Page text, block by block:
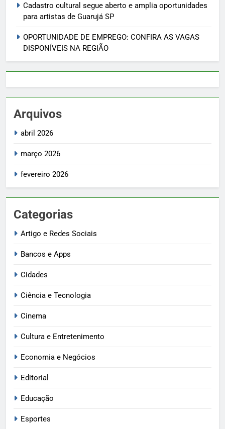
Cadastro cultural segue aberto e amplia oportunidades
para artistas de Guarujá SP
OPORTUNIDADE DE EMPREGO: CONFIRA AS VAGAS
DISPONÍVEIS NA REGIÃO
Arquivos
abril 2026
março 2026
fevereiro 2026
Categorias
Artigo e Redes Sociais
Bancos e Apps
Cidades
Ciência e Tecnologia
Cinema
Cultura e Entretenimento
Economia e Negócios
Editorial
Educação
Esportes